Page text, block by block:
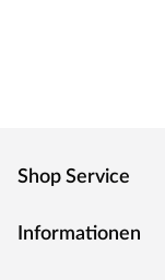
Shop Service
Informationen